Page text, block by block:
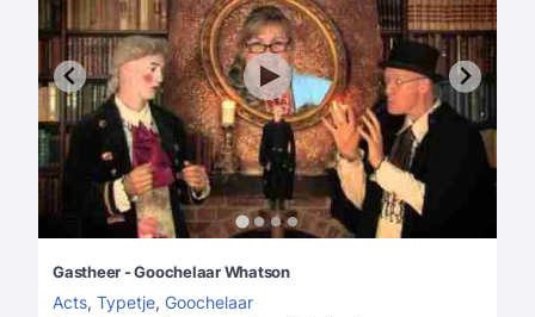
Gastheer - Goochelaar Whatson
Acts, Typetje, Goochelaar